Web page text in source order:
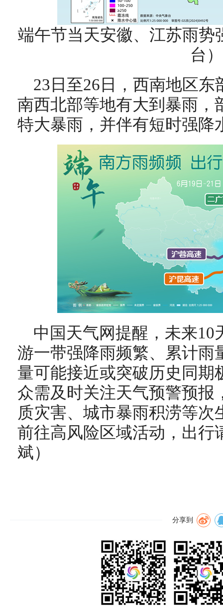
端午节当天安徽、江苏雨势
台）
23日至26日，西南地区
南西北部等地有大到暴雨，
特大暴雨，并伴有短时强降
中国天气网提醒，未来
游一带强降雨频繁、累计雨
量可能接近或突破历史同期
众需及时关注天气预警预报
质灾害、城市暴雨积涝等
前往高风险区域活动，出行
斌）
分享到